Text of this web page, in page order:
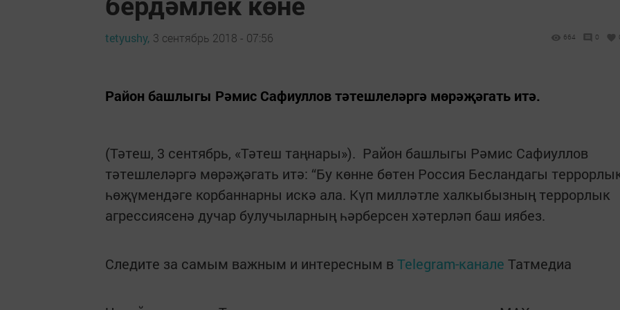
tetyushy, 3 сентябрь 2018 - 07:56 664 0
Район башлыгы Рәмис Сафиуллов тәтешлеләргә мөрәҗәгать итә.
(Тәтеш, 3 сентябрь, «Тәтеш таңнары»). Район башлыгы Рәмис Сафиуллов
тәтешлеләргә мөрәҗәгать итә: “Бу көнне бөтен Россия Бесландагы
һөҗүмендәге корбаннарны искә ала. Күп милләтле халкыбызның террорлык
агрессиясенә дучар булучыларның һәрберсен хәтерләп баш иябез.
Следите за самым важным и интересным в Telegram-канале Татмедиа